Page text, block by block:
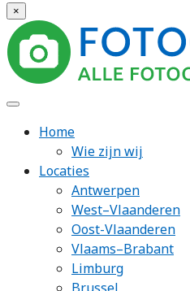
×
Home
Wie zijn wij
Locaties
Antwerpen
West–Vlaanderen
Oost-Vlaanderen
Vlaams–Brabant
Limburg